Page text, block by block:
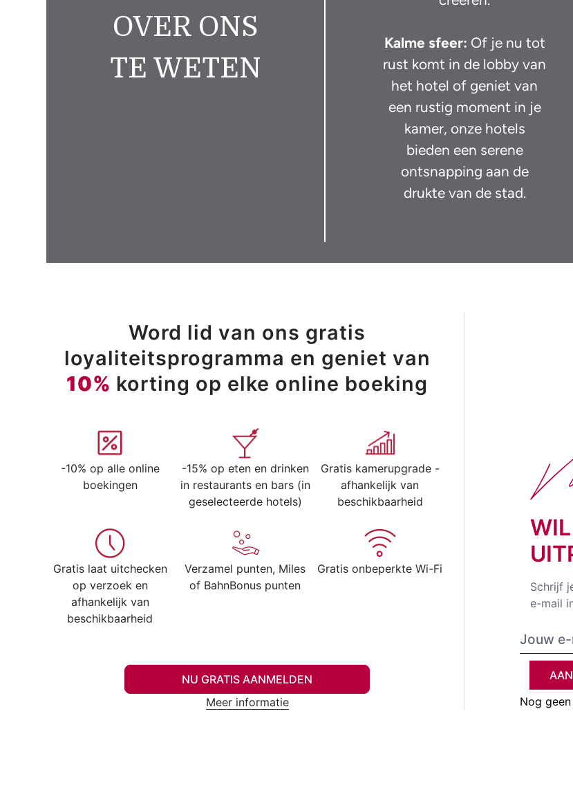
OVER ONS
TE WETEN
Kalme sfeer: Of je nu tot
rust komt in de lobby van
het hotel of geniet van
een rustig moment in je
kamer, onze hotels
bieden een serene
ontsnapping aan de
drukte van de stad.
Word lid van ons gratis
loyaliteitsprogramma en geniet van
10% korting op elke online boeking
-10% op alle online
boekingen
-15% op eten en drinken
in restaurants en bars (in
geselecteerde hotels)
Gratis kamerupgrade -
afhankelijk van
beschikbaarheid
Gratis laat uitchecken
op verzoek en
afhankelijk van
beschikbaarheid
Verzamel punten, Miles
of BahnBonus punten
Gratis onbeperkte Wi-Fi
NU GRATIS AANMELDEN
Meer informatie
Schrijf
e-mail
Nog